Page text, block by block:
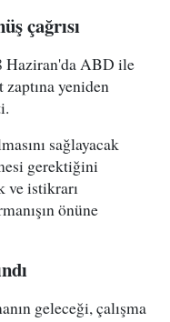
çağrısı
Haziran'da ABD ile
yeniden
sağlayacak
gerektiğini
ve istikrarı
önüne
geleceği, çalışma